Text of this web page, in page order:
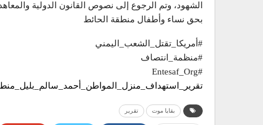
الشهود، وتم الرجوع إلى نصوص القانون الدولية
بحق نساء وأطفال منطقة الحائط
#أمريكا_تقتل_الشعب_اليمني
#منظمة_انتصاف
#Entesaf_Org
بقايا موت تقرير